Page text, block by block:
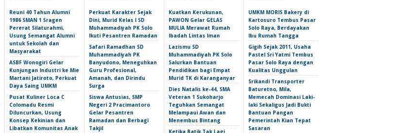
Reuni 40 Tahun Alumni
1986 SMAN 1 Sragen
Pererat Silaturahmi,
Usung Semangat Alumni
untuk Sekolah dan
Masyarakat
ASBF Wonogiri Gelar
Kunjungan Industri ke Mie
Martani Jatiroto, Perkuat
Daya Saing UMKM
Pusat Kuliner Loca C
Colomadu Resmi
Diluncurkan, Usung
Konsep Kekinian dan
Libatkan Komunitas Anak
Perkuat Karakter Sejak
Dini, Murid Kelas I SD
Muhammadiyah PK Solo
Ikuti Pesantren Ramadan
Safari Ramadhan SD
Muhammadiyah PK
Banyudono, Meneguhkan
Guru Profesional,
Amanah, dan Dirindu
Surga
Siswa Antusias, SMP
Negeri 2 Pracimantoro
Gelar Pesantren
Ramadan dan Berbagi
Takjil
Kuatkan Kerukunan,
PAWON Gelar GELAS
MULIA Merawat Rumah
Ibadah Lintas Iman
Lazismu SD
Muhammadiyah PK Solo
Salurkan Bantuan
Pendidikan bagi Empat
Murid TK di Karanganyar
Dies Natalis ke-44, SMA
Veteran 1 Sukoharjo
Teguhkan Semangat
Melampaui Awan dan
Menembus Bintang
Ketika Batik Tak Lagi
UMKM MORIS Bakery di
Kartosuro Tembus Pasar
Solo Raya, Berdayakan
Ibu Rumah Tangga
Gigih Sejak 2011, Usaha
Pastel Sri Yatmi Tembus
Pasar Solo Raya dengan
Kualitas Unggulan
Srikandi Transporter
Baturetno, Mila,
Memecah Dominasi Laki-
laki Sekaligus Jadi Bukti
Bantuan Pangan
Pemerintah Kian Tepat
Sasaran